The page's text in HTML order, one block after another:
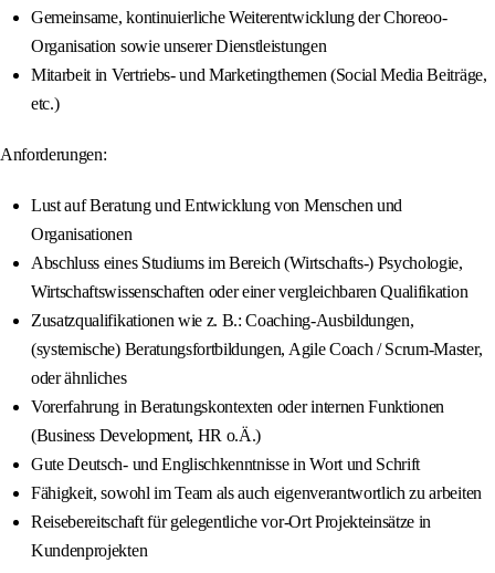
Gemeinsame, kontinuierliche Weiterentwicklung der Choreoo-
Organisation sowie unserer Dienstleistungen
Mitarbeit in Vertriebs- und Marketingthemen (Social Media Beiträge,
etc.)
Anforderungen:
Lust auf Beratung und Entwicklung von Menschen und
Organisationen
Abschluss eines Studiums im Bereich (Wirtschafts-) Psychologie,
Wirtschaftswissenschaften oder einer vergleichbaren Qualifikation
Zusatzqualifikationen wie z. B.: Coaching-Ausbildungen,
(systemische) Beratungsfortbildungen, Agile Coach / Scrum-Master,
oder ähnliches
Vorerfahrung in Beratungskontexten oder internen Funktionen
(Business Development, HR o.Ä.)
Gute Deutsch- und Englischkenntnisse in Wort und Schrift
Fähigkeit, sowohl im Team als auch eigenverantwortlich zu arbeiten
Reisebereitschaft für gelegentliche vor-Ort Projekteinsätze in
Kundenprojekten